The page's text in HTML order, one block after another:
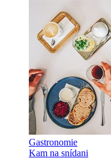
Gastronomie
Kam na snídani